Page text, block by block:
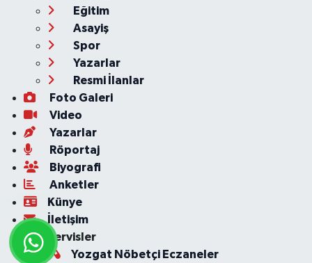
Eğitim
Asayiş
Spor
Yazarlar
Resmi İlanlar
Foto Galeri
Video
Yazarlar
Röportaj
Biyografi
Anketler
Künye
İletişim
Servisler
Yozgat Nöbetçi Eczaneler